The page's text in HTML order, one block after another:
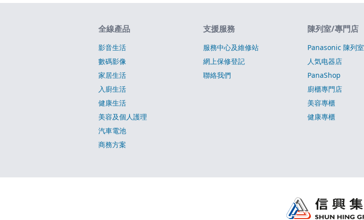
網站指南
全線產品
影音生活
數碼影像
家居生活
入廚生活
健康生活
美容及個人護理
汽車電池
商務方案
支援服務
服務中心及維修站
網上保修登記
聯絡我們
陳列室/專門店
Panasonic 陳列室
人気电器店
PanaShop
廚櫃專門店
美容專櫃
健康專櫃